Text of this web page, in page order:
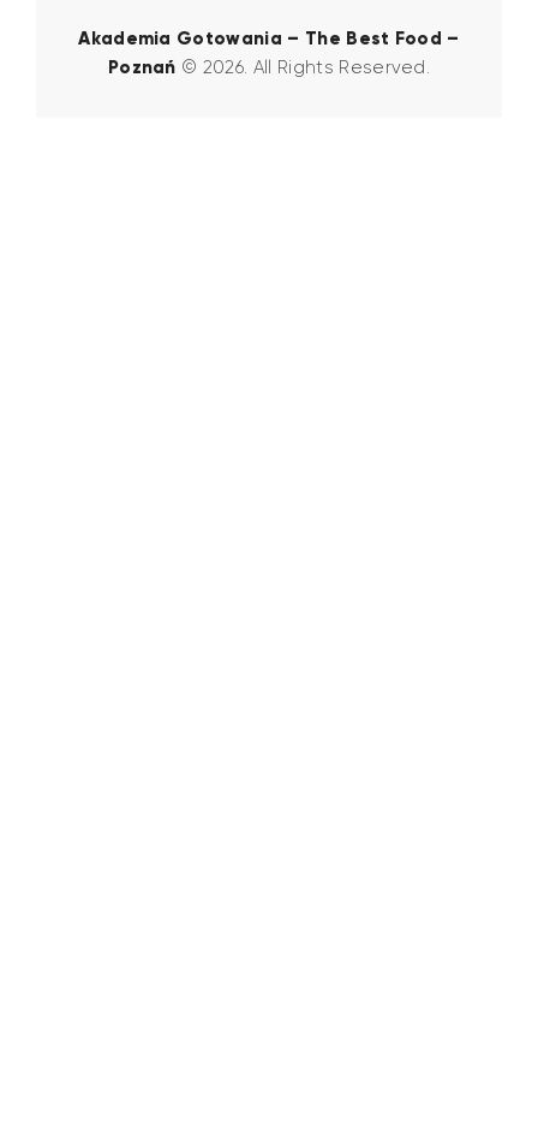
Akademia Gotowania – The Best Food –
Poznań © 2026. All Rights Reserved.